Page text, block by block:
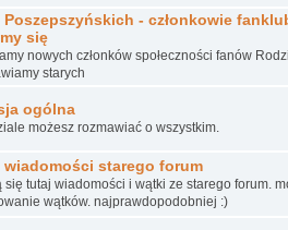
Poszepszyńskich - członkowie
się
nowych członków społeczności fanów
starych
ogólna
możesz rozmawiać o wszystkim.
wiadomości starego forum
się tutaj wiadomości i wątki ze starego forum.
wątków. najprawdopodobniej :)